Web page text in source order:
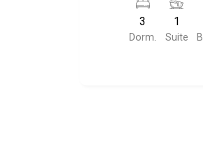
banheiros com
ambientes; -
de serviço; -
3
Dorm.
1
Suite